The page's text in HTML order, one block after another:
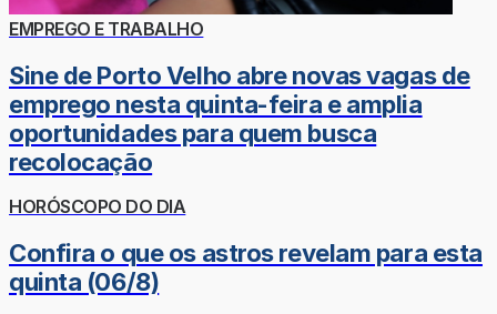
EMPREGO E TRABALHO
Sine de Porto Velho abre novas vagas de
emprego nesta quinta-feira e amplia
oportunidades para quem busca
recolocação
HORÓSCOPO DO DIA
Confira o que os astros revelam para esta
quinta (06/8)